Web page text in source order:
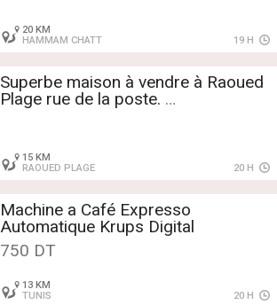
20 KM
HAMMAM CHATT
19 H
Superbe maison à vendre à Raoued
Plage rue de la poste.
15 KM
RAOUED PLAGE
20 H
Machine a Café Expresso
Automatique Krups Digital
750 DT
13 KM
TUNIS
20 H